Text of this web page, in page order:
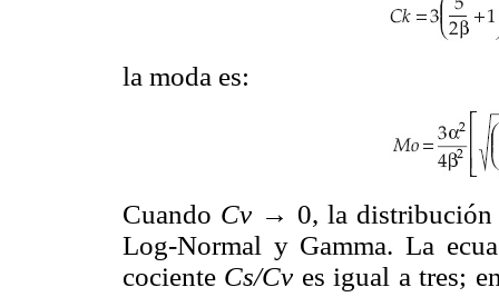
la moda es:
Cuando Cv → 0, la distribución
Log-Normal y Gamma. La
cociente Cs/Cv es igual a tres;